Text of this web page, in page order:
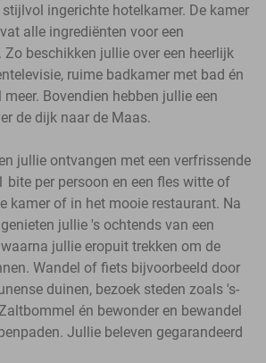
ingerichte hotelkamer. De kamer
alle ingrediënten voor een
beschikken jullie over een heerlijk
ruime badkamer met bad én
Bovendien hebben jullie een
de dijk naar de Maas.
jullie ontvangen met een verfrissende
bite per persoon en een fles witte of
kamer of in het mooie restaurant. Na
jullie 's ochtends van een
jullie eropuit trekken om de
Wandel of fiets bijvoorbeeld door
duinen, bezoek steden zoals 's-
én bewonder en bewandel
Jullie beleven gegarandeerd